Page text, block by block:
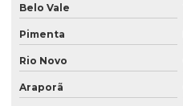
Belo Vale
Pimenta
Rio Novo
Araporã